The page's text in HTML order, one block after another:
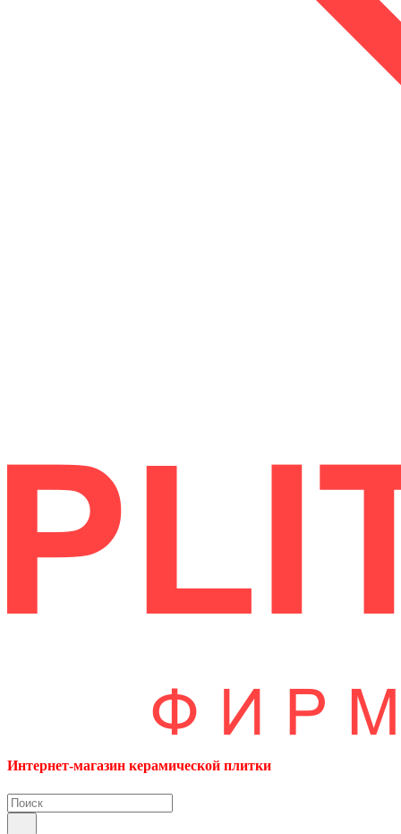
Интернет-магазин керамической плитки